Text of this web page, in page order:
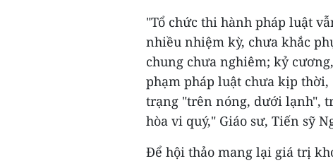
"Tổ chức thi hành pháp luật
nhiều nhiệm kỳ, chưa khắc
chung chưa nghiêm; kỷ
phạm pháp luật chưa kịp
trạng "trên nóng, dưới lạnh",
hòa vi quý," Giáo sư, Tiến sỹ
Để hội thảo mang lại giá trị